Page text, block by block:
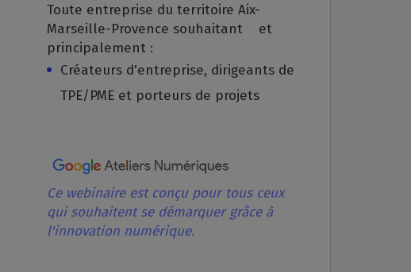
Toute entreprise du territoire Aix-
Marseille-Provence souhaitant et
principalement :
Créateurs d'entreprise, dirigeants de
TPE/PME et porteurs de projets
Ce webinaire est conçu pour tous ceux
qui souhaitent se démarquer grâce à
l'innovation numérique.